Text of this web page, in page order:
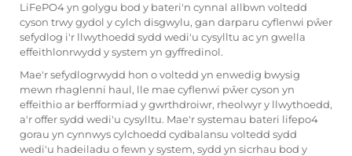
LiFePO4 yn golygu bod y bateri'n cynnal allbwn voltedd
cyson trwy gydol y cylch disgwylu, gan darparu cyflenwi pŵer
sefydlog i'r llwythoedd sydd wedi'u cysylltu ac yn gwella
effeithlonrwydd y system yn gyffredinol.
Mae'r sefydlogrwydd hon o voltedd yn enwedig bwysig
mewn rhaglenni haul, lle mae cyflenwi pŵer cyson yn
effeithio ar berfformiad y gwrthdroiwr, rheolwyr y llwythoedd,
a'r offer sydd wedi'u cysylltu. Mae'r systemau bateri lifepo4
gorau yn cynnwys cylchoedd cydbalansu voltedd sydd
wedi'u hadeiladu o fewn y system, sydd yn sicrhau bod y